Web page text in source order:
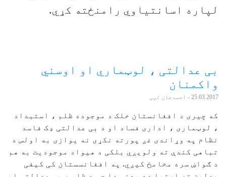
لپاره اسانتیاوي رامنځته کړي.
بی عدالتی ، لوټماري او اوسني
واکمنان
25.03.2017 - احمدجان تڼی
که چیری د افغانستان خلک د موجوده ظلم ، استبداد
، لوټماری ، اداری فساد او د بی عدالتی ډک فاسد
نظام په وړاندی غږ پورته نکړی نه یوازی به اولس د
تباهی کندې ته ولویږي بلکی د هیواد موجودیت به هم
د ګواښ سره مخامخ کیږي. په افغانسستان کی کیفی